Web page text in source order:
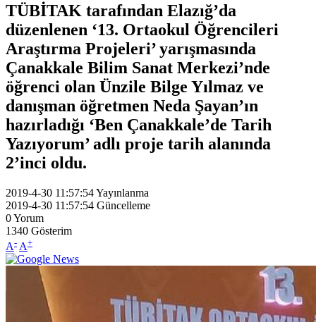
TÜBİTAK tarafından Elazığ’da
düzenlenen ‘13. Ortaokul Öğrencileri
Araştırma Projeleri’ yarışmasında
Çanakkale Bilim Sanat Merkezi’nde
öğrenci olan Ünzile Bilge Yılmaz ve
danışman öğretmen Neda Şayan’ın
hazırladığı ‘Ben Çanakkale’de Tarih
Yazıyorum’ adlı proje tarih alanında
2’inci oldu.
2019-4-30 11:57:54Yayınlanma
2019-4-30 11:57:54 Güncelleme
0Yorum
1340 Gösterim
A- A+